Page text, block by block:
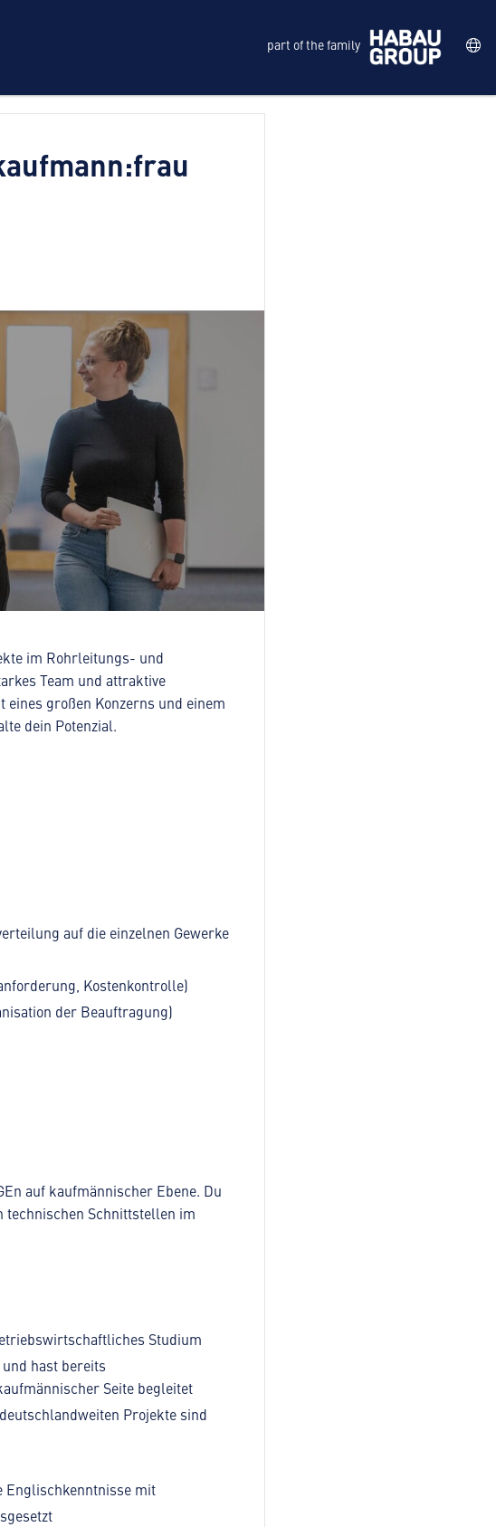
part of the family
im Rohrleitungs- und
Team und attraktive
eines großen Konzerns und einem
dein Potenzial.
auf die einzelnen Gewerke
Kostenkontrolle)
der Beauftragung)
auf kaufmännischer Ebene. Du
technischen Schnittstellen im
Studium
hast bereits
Seite begleitet
Projekte sind
Englischkenntnisse mit